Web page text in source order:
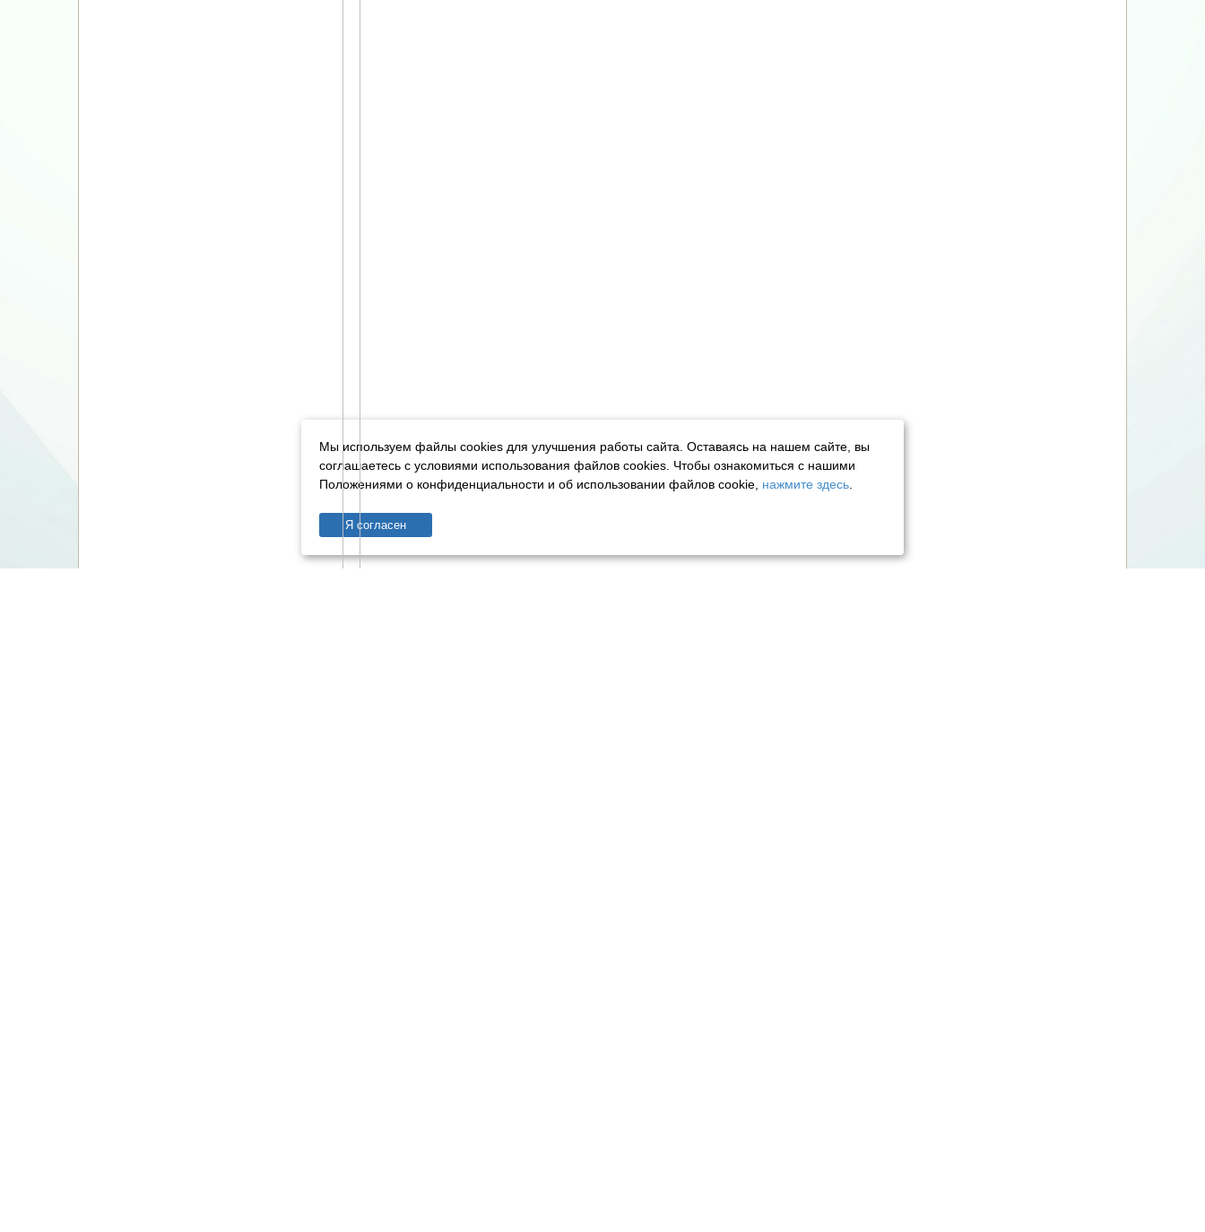
Мы используем файлы cookies для улучшения работы сайта. Оставаясь на нашем сайте, вы
соглашаетесь с условиями использования файлов cookies. Чтобы ознакомиться с нашими
Положениями о конфиденциальности и об использовании файлов cookie, нажмите здесь
Я согласен